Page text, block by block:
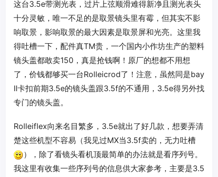
这台3.5e带测光表，过片上弦顺滑难得新净且测光表头
十分灵敏，唯一不足的是取景镜头里有霉，但其实不影
响取景，影响取景的最大因素是取景屏和光亮。这里我
得吐槽一下，配件真TM贵，一个国内小作坊生产的塑料
镜头盖都敢卖150，真是抢钱啊！原厂的想都不用想
了，价钱都够买一台Rolleicrod了！注意，虽然同是bay
II卡扣前期3.5e的镜头盖跟3.5f的不通用，3.5e得另外找
专门的镜头盖。
Rolleiflex向来名目繁多，3.5e就出了好几款，想要弄清
楚这些机型不容易（我见过MX当3.5f卖的，无力吐槽
），除了看镜头看机顶最简单的办法就是看序列号。
我这里有收集一些序列号的信息供大家参考，主要是3.5